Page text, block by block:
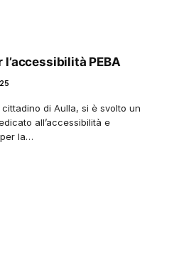
PEBA
di Aulla, si è svolto un
all’accessibilità e
la…